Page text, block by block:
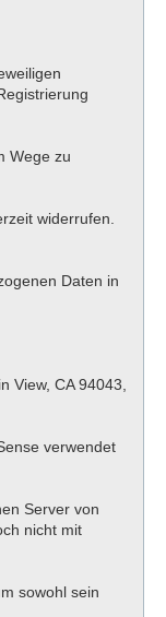
Wege zu
widerrufen.
Daten in
View, CA 94043,
verwendet
Server von
nicht mit
sowohl sein